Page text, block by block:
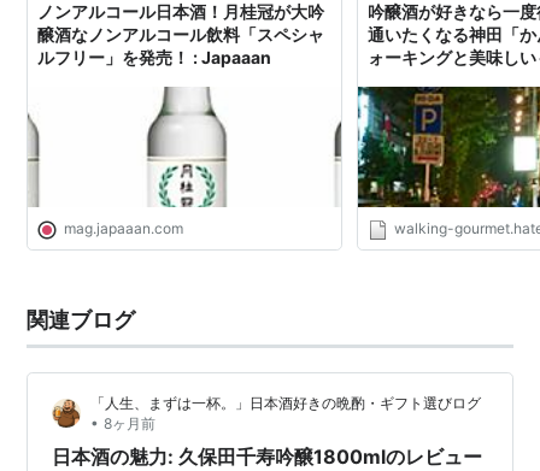
ノンアルコール日本酒！月桂冠が大吟
醸酒なノンアルコール飲料「スペシャ
ルフリー」を発売！ : Japaaan
mag.japaaan.com
吟醸酒が好きなら一
通いたくなる神田「
ォーキングと美味し
walking-
関連ブログ
「人生、まずは一杯。」日本酒好きの晩酌・ギフト選びログ
• 8ヶ月前
日本酒の魅力: 久保田千寿吟醸1800mlのレビュー